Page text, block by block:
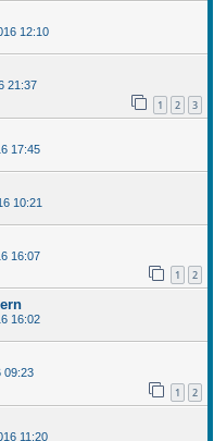
12:10
21:37
1 2 3
17:45
10:21
16:07
1 2
16:02
09:23
1 2
11:20